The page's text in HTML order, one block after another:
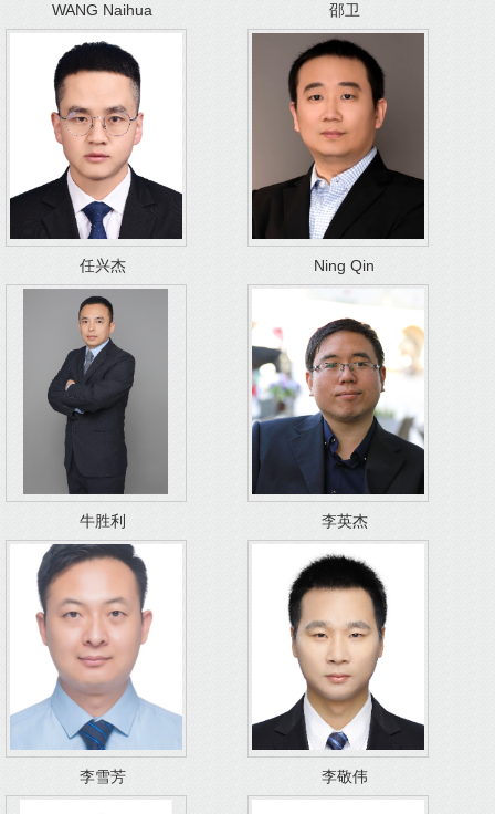
WANG Naihua 邵卫
任兴杰 Ning Qin
牛胜利 李英杰
李雪芳 李敬伟